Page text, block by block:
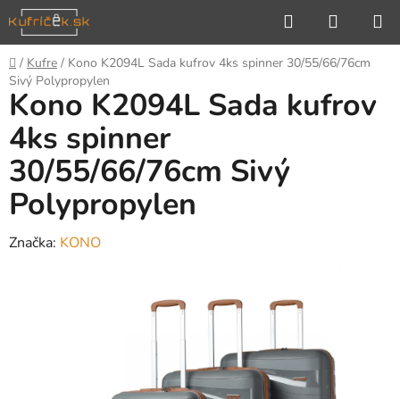
Prejsť
na
obsah
Hľadať
KOŠÍK
Domov
/ Kufre / Kono K2094L Sada kufrov 4ks spinner 30/55/66/76cm
Sivý Polypropylen
Kono K2094L Sada kufrov
4ks spinner
30/55/66/76cm Sivý
Polypropylen
Značka: KONO